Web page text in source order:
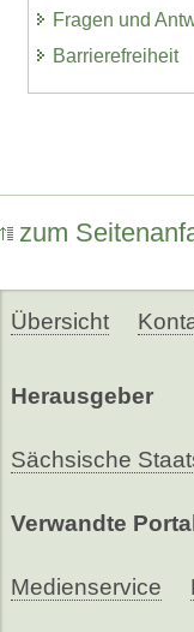
Fragen und
Barrierefreiheit
zum
Übersicht
Herausgeber
Sächsische
Verwandte
Medienservice